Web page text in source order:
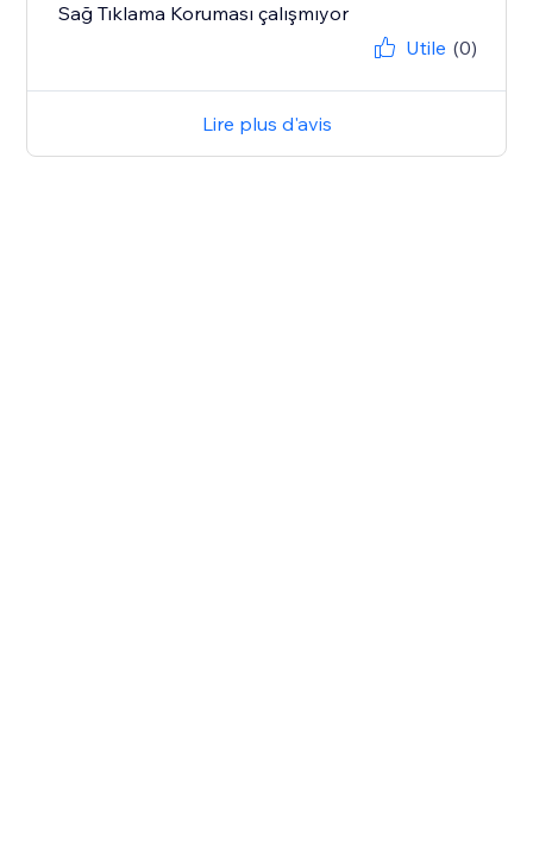
Sağ Tıklama Koruması çalışmıyor
Utile (0)
Lire plus d'avis